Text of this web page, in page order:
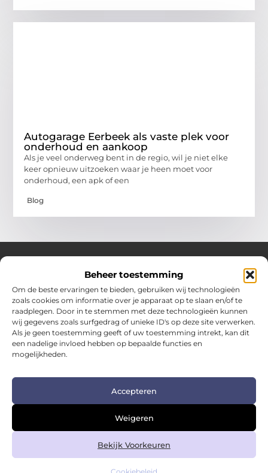
Beheer toestemming
Om de beste ervaringen te bieden, gebruiken wij technologieën
zoals cookies om informatie over je apparaat op te slaan en/of te
raadplegen. Door in te stemmen met deze technologieën kunnen
wij gegevens zoals surfgedrag of unieke ID's op deze site verwerken.
Als je geen toestemming geeft of uw toestemming intrekt, kan dit
een nadelige invloed hebben op bepaalde functies en
mogelijkheden.
Accepteren
Weigeren
Bekijk Voorkeuren
Autogarage Eerbeek als vaste plek voor
onderhoud en aankoop
Als je veel onderweg bent in de regio, wil je niet elke
keer opnieuw uitzoeken waar je heen moet voor
onderhoud, een apk of een
Blog
Over Hotspotmagazine
Jouw bron voor inspiratie en handige tips voor het
dagelijks leven.
Verken een uitgebreide selectie blogs en artikelen
boordevol praktische adviezen en verrassende inzichten
om het beste uit elke dag te halen.